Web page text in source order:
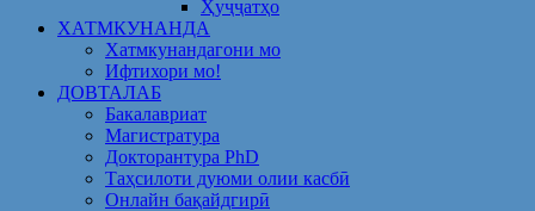
Ҳуҷҷатҳо
ХАТМКУНАНДА
Хатмкунандагони мо
Ифтихори мо!
ДОВТАЛАБ
Бакалавриат
Магистратура
Докторантура PhD
Таҳсилоти дуюми олии касбӣ
Онлайн бақайдгирӣ